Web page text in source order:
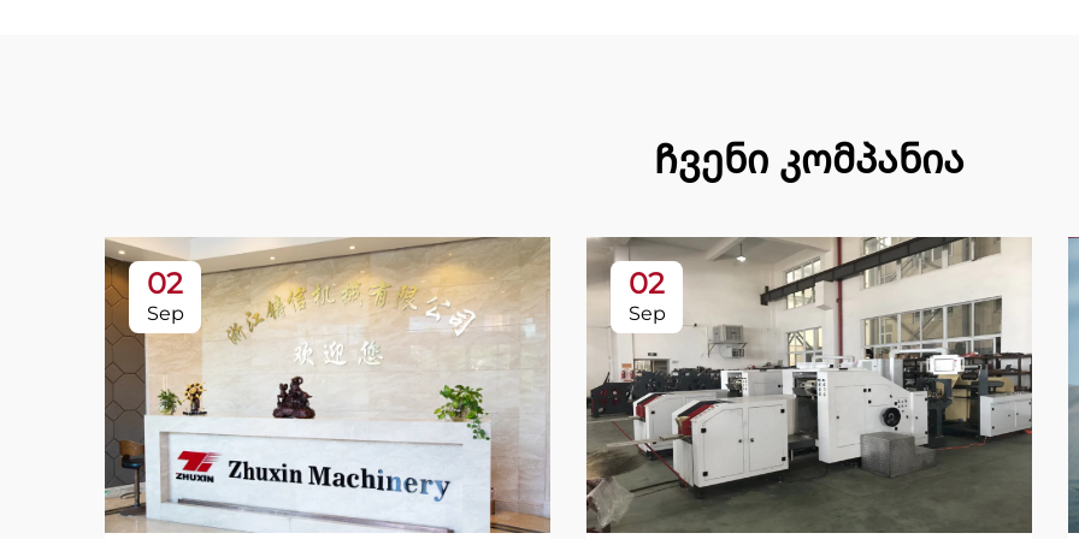
Ჩვენი კომპანია
02
Sep
02
Sep